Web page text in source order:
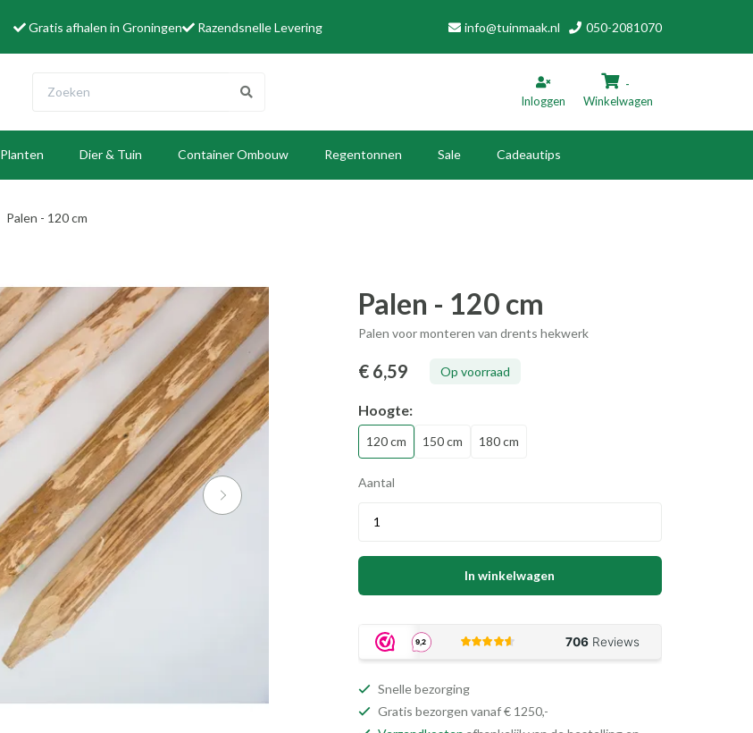
Gratis afhalen in Groningen Razendsnelle Levering info@tuinmaak.nl 050-2081070
Inloggen
-
Winkelwagen
Planten Dier & Tuin Container Ombouw Regentonnen Sale Cadeautips
Vul hem met producten.
Palen - 120 cm
Palen - 120 cm
Palen voor monteren van drents hekwerk
€ 6,59 Op voorraad
Hoogte:
120 cm 150 cm 180 cm
Aantal
In winkelwagen
Snelle bezorging
Gratis bezorgen vanaf € 1250,-